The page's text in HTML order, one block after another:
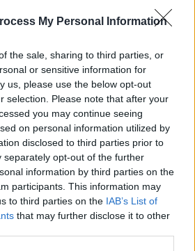
My Personal Information
the sale, sharing to third parties, or
or sensitive information for
us, please use the below opt-out
selection. Please note that after your
you may continue seeing
on personal information utilized by
disclosed to third parties prior to
separately opt-out of the further
information by third parties on the
participants. This information may
to third parties on the IAB’s List of
that may further disclose it to other
Πέθανε βρέφος 15 μηνών
και οικονομία έχουν ανάγκη βιώσιμο
για τη Δημοτική Αγορά»